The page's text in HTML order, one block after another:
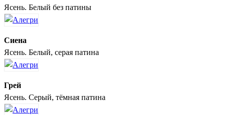
Ясень. Белый без патины
Сиена
Ясень. Белый, серая патина
Грей
Ясень. Серый, тёмная патина